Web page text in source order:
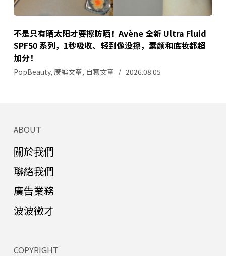
不是只有晒太阳才要擦防晒！Avène 全新 Ultra Fluid
SPF50 系列，1秒吸收、轻到像没擦，素颜和底妆都超
加分！
PopBeauty, 廣編文章, 自寫文章 2026.08.05
ABOUT
關於我們
聯絡我們
廣告業務
波波徵才
COPYRIGHT